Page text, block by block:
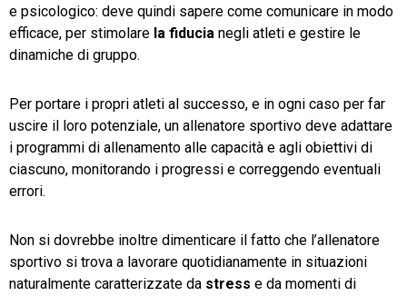
e psicologico: deve quindi sapere come comunicare in modo
efficace, per stimolare la fiducia negli atleti e gestire le
dinamiche di gruppo.
Per portare i propri atleti al successo, e in ogni caso per far
uscire il loro potenziale, un allenatore sportivo deve adattare
i programmi di allenamento alle capacità e agli obiettivi di
ciascuno, monitorando i progressi e correggendo eventuali
errori.
Non si dovrebbe inoltre dimenticare il fatto che l’allenatore
sportivo si trova a lavorare quotidianamente in situazioni
naturalmente caratterizzate da stress e da momenti di